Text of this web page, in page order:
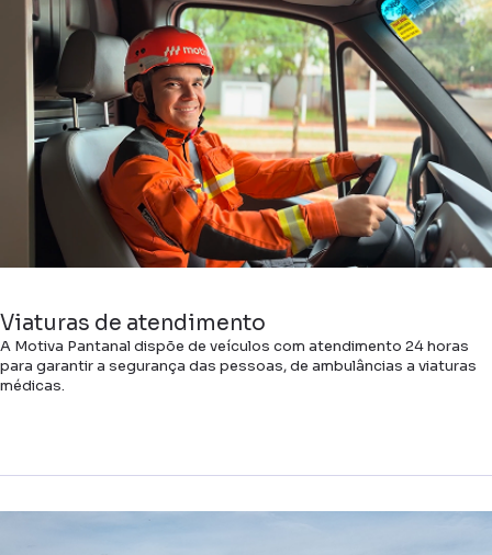
Viaturas de atendimento
A Motiva Pantanal dispõe de veículos com atendimento 24 horas
para garantir a segurança das pessoas, de ambulâncias a viaturas
médicas.